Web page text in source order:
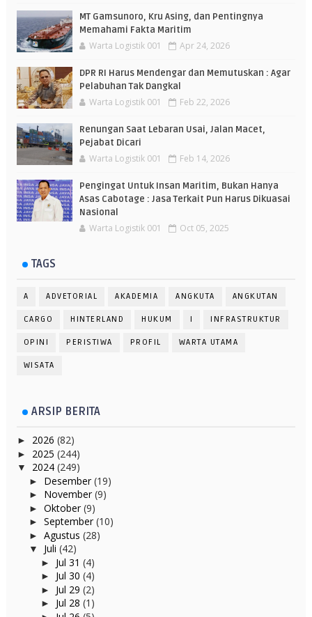
MT Gamsunoro, Kru Asing, dan Pentingnya
Memahami Fakta Maritim
Warta Logistik 001 Apr 24, 2026
DPR RI Harus Mendengar dan Memutuskan : Agar
Pelabuhan Tak Dangkal
Warta Logistik 001 Feb 22, 2026
Renungan Saat Lebaran Usai, Jalan Macet,
Pejabat Dicari
Warta Logistik 001 Feb 14, 2026
Pengingat Untuk Insan Maritim, Bukan Hanya
Asas Cabotage : Jasa Terkait Pun Harus Dikuasai
Nasional
Warta Logistik 001 Oct 05, 2025
TAGS
A ADVETORIAL AKADEMIA ANGKUTA ANGKUTAN
CARGO HINTERLAND HUKUM I INFRASTRUKTUR
OPINI PERISTIWA PROFIL WARTA UTAMA
WISATA
ARSIP BERITA
► 2026 (82)
► 2025 (244)
▼ 2024 (249)
► Desember(19)
► November(9)
► Oktober(9)
► September(10)
► Agustus (28)
▼ Juli (42)
► Jul 31 (4)
► Jul 30 (4)
► Jul 29 (2)
► Jul 28 (1)